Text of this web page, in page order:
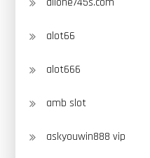
alot66
alot666
amb slot
askyouwin888 vip